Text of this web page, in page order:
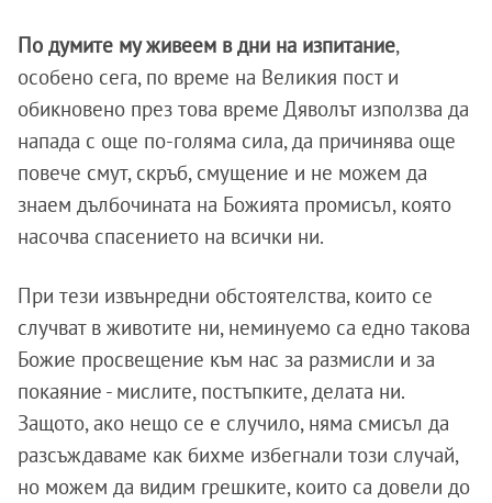
По думите му живеем в дни на изпитание,
особено сега, по време на Великия пост и
обикновено през това време Дяволът използва да
напада с още по-голяма сила, да причинява още
повече смут, скръб, смущение и не можем да
знаем дълбочината на Божията промисъл, която
насочва спасението на всички ни.
При тези извънредни обстоятелства, които се
случват в животите ни, неминуемо са едно такова
Божие просвещение към нас за размисли и за
покаяние - мислите, постъпките, делата ни.
Защото, ако нещо се е случило, няма смисъл да
разсъждаваме как бихме избегнали този случай,
но можем да видим грешките, които са довели до